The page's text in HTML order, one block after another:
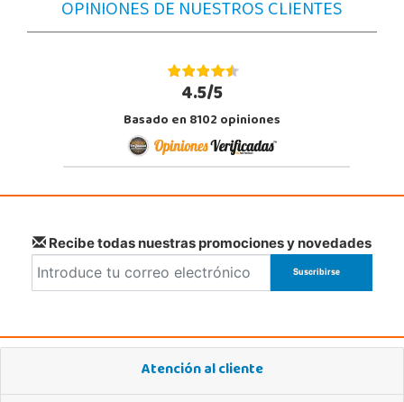
Juguetilandia Finestrat
Alicante
Juguetilandia Gines
Sevilla
Av. del Trabajo, 1 Local L1- C
Localizar Tienda
POCAS UNIDADES
OPINIONES DE NUESTROS CLIENTES
4.5/5
Basado en 8102 opiniones
Recibe todas nuestras promociones y novedades
Atención al cliente